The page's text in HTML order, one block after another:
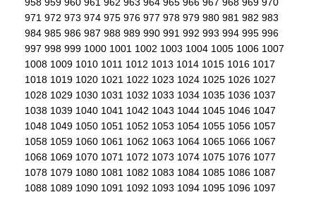
971 972 973 974 975 976 977 978 979 980 981 982 983
984 985 986 987 988 989 990 991 992 993 994 995 996
997 998 999 1000 1001 1002 1003 1004 1005 1006 1007
1008 1009 1010 1011 1012 1013 1014 1015 1016 1017
1018 1019 1020 1021 1022 1023 1024 1025 1026 1027
1028 1029 1030 1031 1032 1033 1034 1035 1036 1037
1038 1039 1040 1041 1042 1043 1044 1045 1046 1047
1048 1049 1050 1051 1052 1053 1054 1055 1056 1057
1058 1059 1060 1061 1062 1063 1064 1065 1066 1067
1068 1069 1070 1071 1072 1073 1074 1075 1076 1077
1078 1079 1080 1081 1082 1083 1084 1085 1086 1087
1088 1089 1090 1091 1092 1093 1094 1095 1096 1097